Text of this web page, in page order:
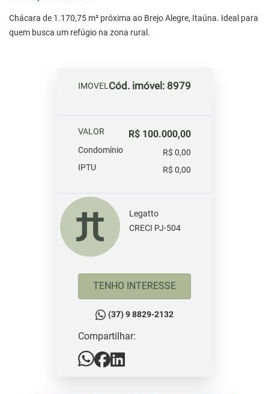
Chácara de 1.170,75 m² próxima ao Brejo Alegre, Itaúna. Ideal para
quem busca um refúgio na zona rural.
IMOVELCód. imóvel: 8979
VALOR R$ 100.000,00
Condomínio
R$ 0,00
IPTU
R$ 0,00
Legatto
CRECI PJ-504
TENHO INTERESSE
(37) 9 8829-2132
Compartilhar: